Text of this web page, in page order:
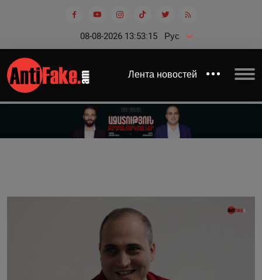
08-08-2026 13:53:16 Рус
Лента новостей